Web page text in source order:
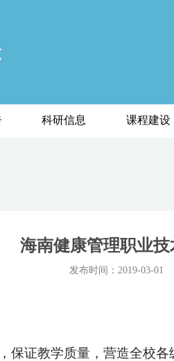
科研信息 课程建设
海南健康管理职业
发布时间：2019-03-01
保证教学质量，营造全校